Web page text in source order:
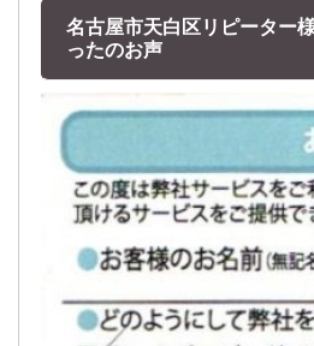
名古屋市天白区リピーター
ったのお声